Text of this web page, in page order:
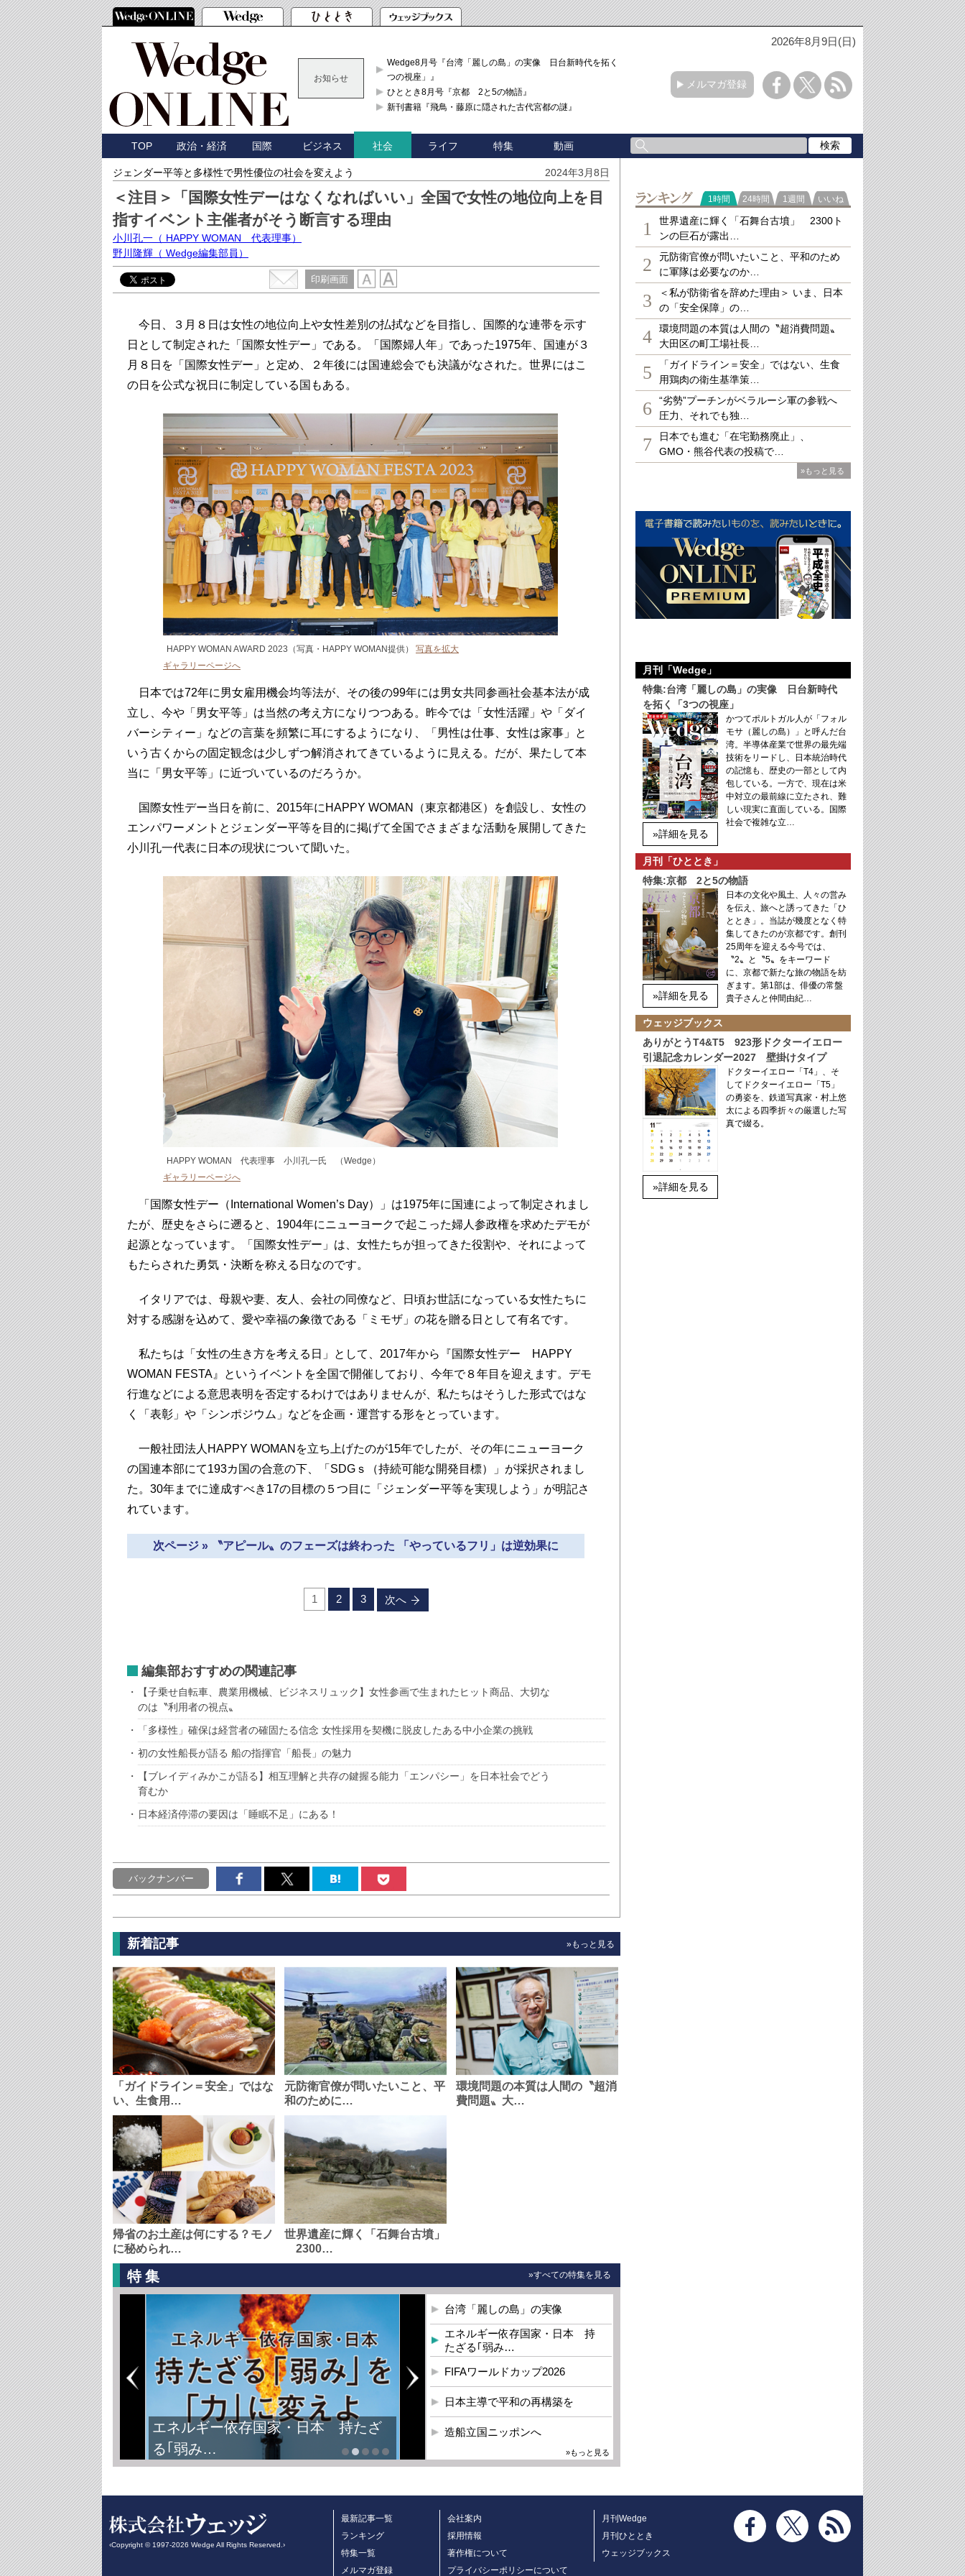
2026年8月9日(日)
お知らせ
Wedge8月号『台湾「麗しの島」の実像 日台新時代を拓く「3
つの視座」』
ひととき8月号『京都 2と5の物語』
新刊書籍『飛鳥・藤原に隠された古代宮都の謎』
メルマガ登録
TOP 政治・経済 国際 ビジネス 社会 ライフ 特集 動画
ジェンダー平等と多様性で男性優位の社会を変えよう 2024年3月8日
＜注目＞「国際女性デーはなくなればいい」全国で女性の地位向上を目
指すイベント主催者がそう断言する理由
小川孔一 （ HAPPY WOMAN 代表理事）
野川隆輝 （ Wedge編集部員）
印刷画面
今日、３月８日は女性の地位向上や女性差別の払拭などを目指し、国際的な連帯を示す
日として制定された「国際女性デー」である。「国際婦人年」であった1975年、国連が３
月８日を「国際女性デー」と定め、２年後には国連総会でも決議がなされた。世界にはこ
の日を公式な祝日に制定している国もある。
HAPPY WOMAN AWARD 2023（写真・HAPPY WOMAN提供） 写真を拡大
ギャラリーページへ
日本では72年に男女雇用機会均等法が、その後の99年には男女共同参画社会基本法が成
立し、今や「男女平等」は当然の考え方になりつつある。昨今では「女性活躍」や「ダイ
バーシティー」などの言葉を頻繁に耳にするようになり、「男性は仕事、女性は家事」と
いう古くからの固定観念は少しずつ解消されてきているように見える。だが、果たして本
当に「男女平等」に近づいているのだろうか。
国際女性デー当日を前に、2015年にHAPPY WOMAN（東京都港区）を創設し、女性の
エンパワーメントとジェンダー平等を目的に掲げて全国でさまざまな活動を展開してきた
小川孔一代表に日本の現状について聞いた。
HAPPY WOMAN 代表理事 小川孔一氏 （Wedge）
ギャラリーページへ
「国際女性デー（International Women’s Day）」は1975年に国連によって制定されまし
たが、歴史をさらに遡ると、1904年にニューヨークで起こった婦人参政権を求めたデモが
起源となっています。「国際女性デー」は、女性たちが担ってきた役割や、それによって
もたらされた勇気・決断を称える日なのです。
イタリアでは、母親や妻、友人、会社の同僚など、日頃お世話になっている女性たちに
対する感謝を込めて、愛や幸福の象徴である「ミモザ」の花を贈る日として有名です。
私たちは「女性の生き方を考える日」として、2017年から『国際女性デー HAPPY
WOMAN FESTA』というイベントを全国で開催しており、今年で８年目を迎えます。デモ
行進などによる意思表明を否定するわけではありませんが、私たちはそうした形式ではな
く「表彰」や「シンポジウム」などを企画・運営する形をとっています。
一般社団法人HAPPY WOMANを立ち上げたのが15年でしたが、その年にニューヨーク
の国連本部にて193カ国の合意の下、「SDGｓ（持続可能な開発目標）」が採択されまし
た。30年までに達成すべき17の目標の５つ目に「ジェンダー平等を実現しよう」が明記さ
れています。
次ページ » 〝アピール〟のフェーズは終わった 「やっているフリ」は逆効果に
1 2 3 次へ
編集部おすすめの関連記事
【子乗せ自転車、農業用機械、ビジネスリュック】女性参画で生まれたヒット商品、大切な
のは〝利用者の視点〟
「多様性」確保は経営者の確固たる信念 女性採用を契機に脱皮したある中小企業の挑戦
初の女性船長が語る 船の指揮官「船長」の魅力
【ブレイディみかこが語る】相互理解と共存の鍵握る能力「エンパシー」を日本社会でどう
育むか
日本経済停滞の要因は「睡眠不足」にある！
バックナンバー
新着記事 »もっと見る
「ガイドライン＝安全」ではな
い、生食用…
元防衛官僚が問いたいこと、平
和のために…
環境問題の本質は人間の〝超消
費問題〟大…
帰省のお土産は何にする？モノ
に秘められ…
世界遺産に輝く「石舞台古墳」
2300…
特集 »すべての特集を見る
FIFAワールドカップ2026
台湾「麗しの島」の実像
エネルギー依存国家・日本 持
たざる｢弱み…
FIFAワールドカップ2026
日本主導で平和の再構築を
造船立国ニッポンへ
»もっと見る
ランキング
1時間 24時間 1週間 いいね
1
世界遺産に輝く「石舞台古墳」 2300ト
ンの巨石が露出…
2
元防衛官僚が問いたいこと、平和のため
に軍隊は必要なのか…
3
＜私が防衛省を辞めた理由＞ いま、日本
の「安全保障」の…
4
環境問題の本質は人間の〝超消費問題〟
大田区の町工場社長…
5
「ガイドライン＝安全」ではない、生食
用鶏肉の衛生基準策…
6
“劣勢”プーチンがベラルーシ軍の参戦へ
圧力、それでも独…
7
日本でも進む「在宅勤務廃止」、
GMO・熊谷代表の投稿で…
»もっと見る
月刊「Wedge」
特集:台湾「麗しの島」の実像 日台新時代
を拓く「3つの視座」
»詳細を見る
かつてポルトガル人が「フォル
モサ（麗しの島）」と呼んだ台
湾。半導体産業で世界の最先端
技術をリードし、日本統治時代
の記憶も、歴史の一部として内
包している。一方で、現在は米
中対立の最前線に立たされ、難
しい現実に直面している。国際
社会で複雑な立…
月刊「ひととき」
特集:京都 2と5の物語
»詳細を見る
日本の文化や風土、人々の営み
を伝え、旅へと誘ってきた「ひ
ととき」。当誌が幾度となく特
集してきたのが京都です。創刊
25周年を迎える今号では、
〝2〟と〝5〟をキーワード
に、京都で新たな旅の物語を紡
ぎます。第1部は、俳優の常盤
貴子さんと仲間由紀…
ウェッジブックス
ありがとうT4&T5 923形ドクターイエロー
引退記念カレンダー2027 壁掛けタイプ
»詳細を見る
ドクターイエロー「T4」、そ
してドクターイエロー「T5」
の勇姿を、鉄道写真家・村上悠
太による四季折々の厳選した写
真で綴る。
‹Copyright © 1997-2026 Wedge All Rights Reserved.›
最新記事一覧
ランキング
特集一覧
メルマガ登録
会社案内
採用情報
著作権について
プライバシーポリシーについて
月刊Wedge
月刊ひととき
ウェッジブックス